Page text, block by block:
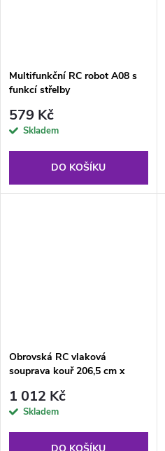
Multifunkční RC robot A08 s
funkcí střelby
579 Kč
Skladem
DO KOŠÍKU
Obrovská RC vlaková
souprava kouř 206,5 cm x
1 012 Kč
Skladem